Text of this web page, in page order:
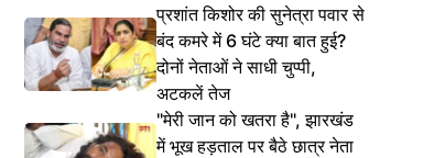
प्रशांत किशोर की सुनेत्रा पवार से
बंद कमरे में 6 घंटे क्या बात हुई?
दोनों नेताओं ने साधी चुप्पी,
अटकलें तेज
"मेरी जान को खतरा है", झारखंड
में भूख हड़ताल पर बैठे छात्र नेता